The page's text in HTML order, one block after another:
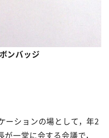
ンバッジ
ーションの場として，年2
一堂に会する会議で，